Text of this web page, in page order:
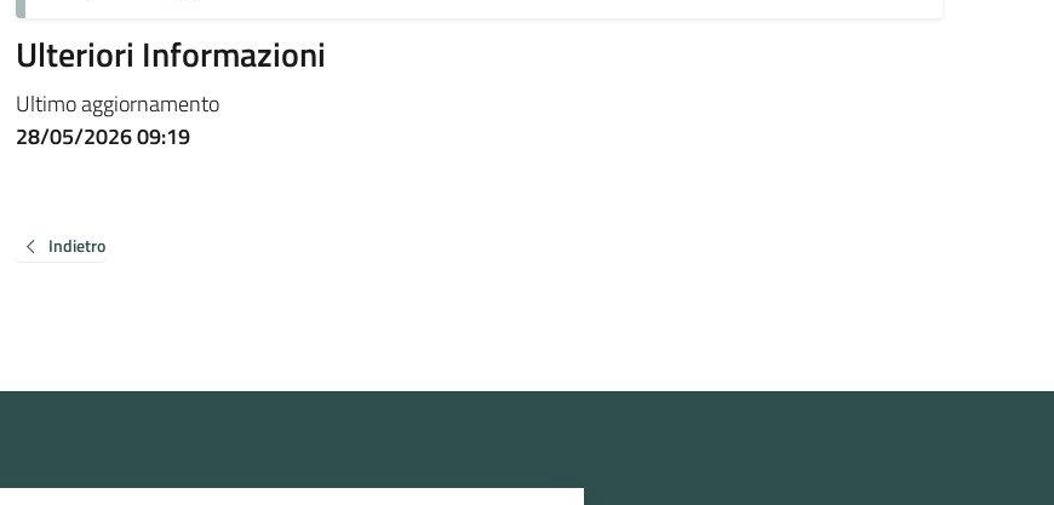
Ulteriori Informazioni
Ultimo aggiornamento
28/05/2026 09:19
Indietro